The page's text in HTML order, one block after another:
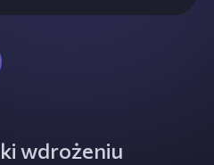
wdrożeniu